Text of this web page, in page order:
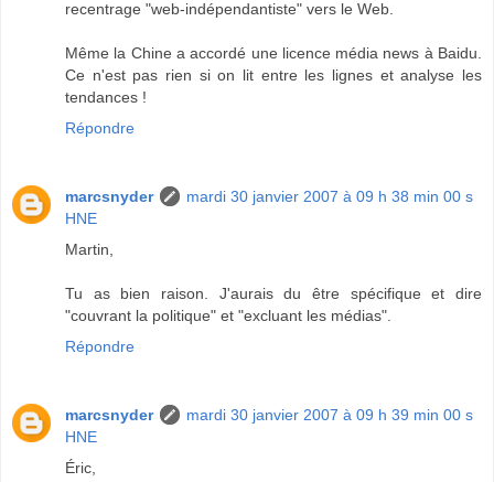
recentrage "web-indépendantiste" vers le Web.
Même la Chine a accordé une licence média news à Baidu.
Ce n'est pas rien si on lit entre les lignes et analyse les
tendances !
Répondre
marcsnyder
mardi 30 janvier 2007 à 09 h 38 min 00 s
HNE
Martin,
Tu as bien raison. J'aurais du être spécifique et dire
"couvrant la politique" et "excluant les médias".
Répondre
marcsnyder
mardi 30 janvier 2007 à 09 h 39 min 00 s
HNE
Éric,